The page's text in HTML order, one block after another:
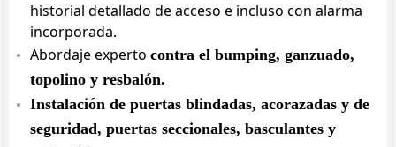
historial detallado de acceso e incluso con alarma
incorporada.
Abordaje experto contra el bumping, ganzuado,
topolino y resbalón.
Instalación de puertas blindadas, acorazadas y de
seguridad, puertas seccionales, basculantes y